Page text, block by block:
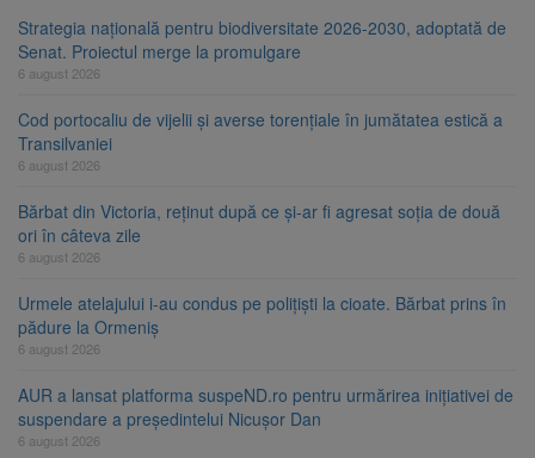
Strategia națională pentru biodiversitate 2026-2030, adoptată de
Senat. Proiectul merge la promulgare
6 august 2026
Cod portocaliu de vijelii și averse torențiale în jumătatea estică a
Transilvaniei
6 august 2026
Bărbat din Victoria, reținut după ce și-ar fi agresat soția de două
ori în câteva zile
6 august 2026
Urmele atelajului i-au condus pe polițiști la cioate. Bărbat prins în
pădure la Ormeniș
6 august 2026
AUR a lansat platforma suspeND.ro pentru urmărirea inițiativei de
suspendare a președintelui Nicușor Dan
6 august 2026